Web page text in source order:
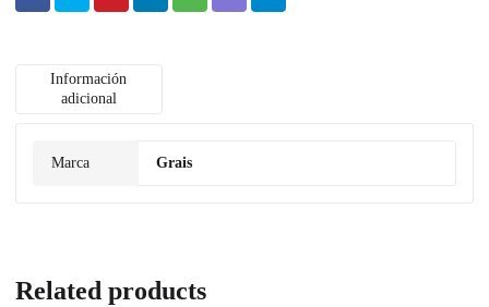
Información
adicional
Marca Grais
Related products